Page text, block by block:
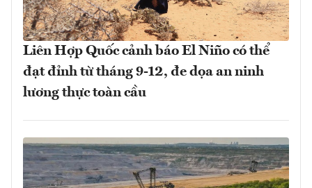
Liên Hợp Quốc cảnh báo El Niño có thể
đạt đỉnh từ tháng 9-12, đe dọa an ninh
lương thực toàn cầu